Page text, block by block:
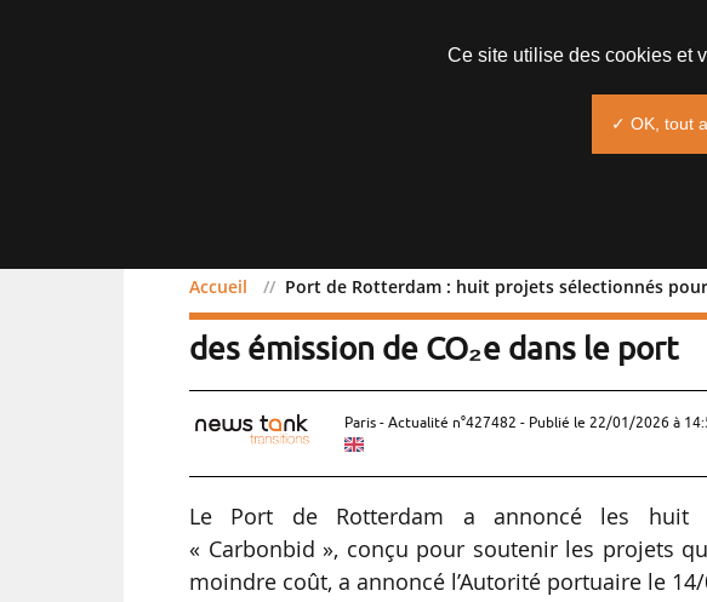
Accueil Port de Rotterdam : huit projets sélectionnés
Port de Rotterdam : huit projets
des émission de CO₂e dans le port
Paris - Actualité n°427482 - Publié le 22/01/2026 à
Le Port de Rotterdam a annoncé les huit
« Carbonbid », conçu pour soutenir les projets
moindre coût, a annoncé l’Autorité portuaire le
Ce site utilise des cookies et
✓ OK, tout